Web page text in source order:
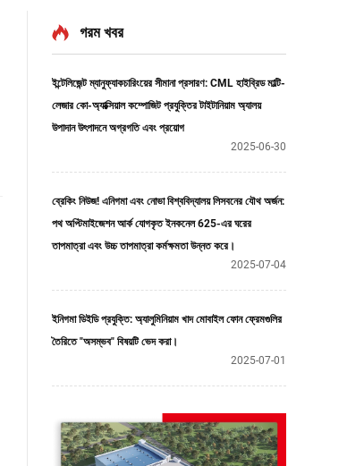
গরম খবর
ইন্টেলিজেন্ট ম্যানুফ্যাকচারিংয়ের সীমানা প্রসারণ: CML হাইব্রিড মাল্টি-
লেজার কো-অ্যাক্সিয়াল কম্পোজিট প্রযুক্তির টাইটানিয়াম অ্যালয়
উপাদান উৎপাদনে অগ্রগতি এবং প্রয়োগ
2025-06-30
ব্রেকিং নিউজ! এনিগমা এবং নোভা বিশ্ববিদ্যালয় লিসবনের যৌথ অর্জন:
পথ অপ্টিমাইজেশন আর্ক যোগকৃত ইনকনেল 625-এর ঘরের
তাপমাত্রা এবং উচ্চ তাপমাত্রা কর্মক্ষমতা উন্নত করে।
2025-07-04
ইনিগমা ডিইডি প্রযুক্তি: অ্যালুমিনিয়াম খাদ মোবাইল ফোন ফ্রেমগুলির
তৈরিতে "অসম্ভব" বিষয়টি ভেদ করা।
2025-07-01